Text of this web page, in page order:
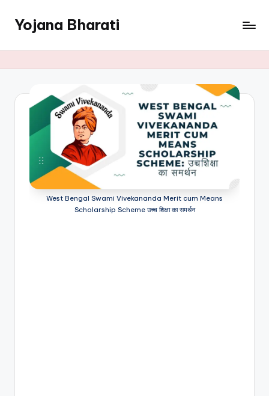
Skip
content
Yojana Bharati
West Bengal Swami Vivekananda Merit cum Means
Scholarship Scheme उच्च शिक्षा का समर्थन